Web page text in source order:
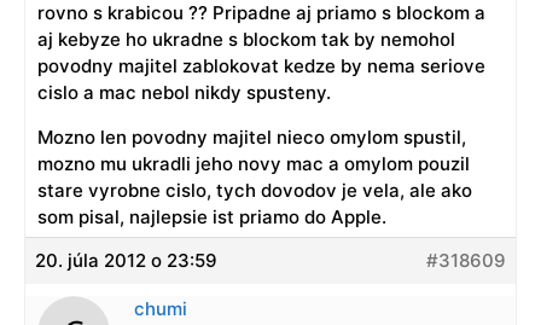
rovno s krabicou ?? Pripadne aj priamo s blockom a
aj kebyze ho ukradne s blockom tak by nemohol
povodny majitel zablokovat kedze by nema seriove
cislo a mac nebol nikdy spusteny.
Mozno len povodny majitel nieco omylom spustil,
mozno mu ukradli jeho novy mac a omylom pouzil
stare vyrobne cislo, tych dovodov je vela, ale ako
som pisal, najlepsie ist priamo do Apple.
20. júla 2012 o 23:59
#318609
chumi